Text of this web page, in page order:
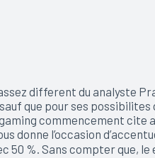
different du analyste
que pour ses possibilites
commencement
donne l’occasion
%. Sans compter que,